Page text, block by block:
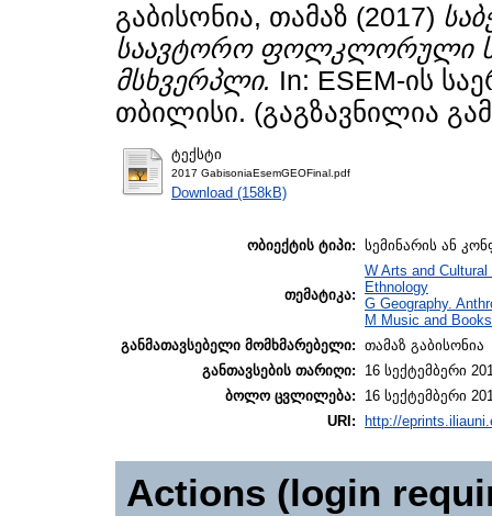
გაბისონია, თამაზ (2017)
საავტორო ფოლკლორული
მსხვერპლი. In: ESEM-ის
თბილისი. (გაგზავნილია
ტექსტი
2017 GabisoniaEsemGEOFinal.pdf
Download (158kB)
ობიექტის ტიპი: სემინარის ან
თემატიკა:
W Arts and
Ethnology
G Geography.
M Music and
განმათავსებელი მომხმარებელი: თამაზ გაბისონია
განთავსების თარიღი:
16 სექტემბერი
ბოლო ცვლილება:
16 სექტემბერი
URI:
http://
Actions (login